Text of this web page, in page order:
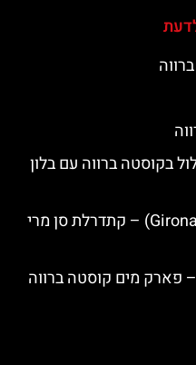
בקוסטה ברווה עם בלון
קתדרלת גירונה (Girona Cathedral) – קתדרלת סן מרי